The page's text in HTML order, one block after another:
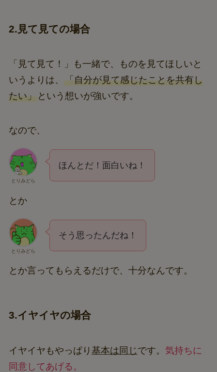
2.見て見ての場合
「見て見て！」も一緒で、ものを見てほしいと
いうよりは、 「自分が見て感じたことを共有し
たい」という想いが強いです。
なので、
とりみどら
ほんとだ！面白いね！
とか
とりみどら
そう思ったんだね！
とか言ってもらえるだけで、十分なんです。
3.イヤイヤの場合
イヤイヤもやっぱり 基本は同じです。 気持ちに
同意してあげる。